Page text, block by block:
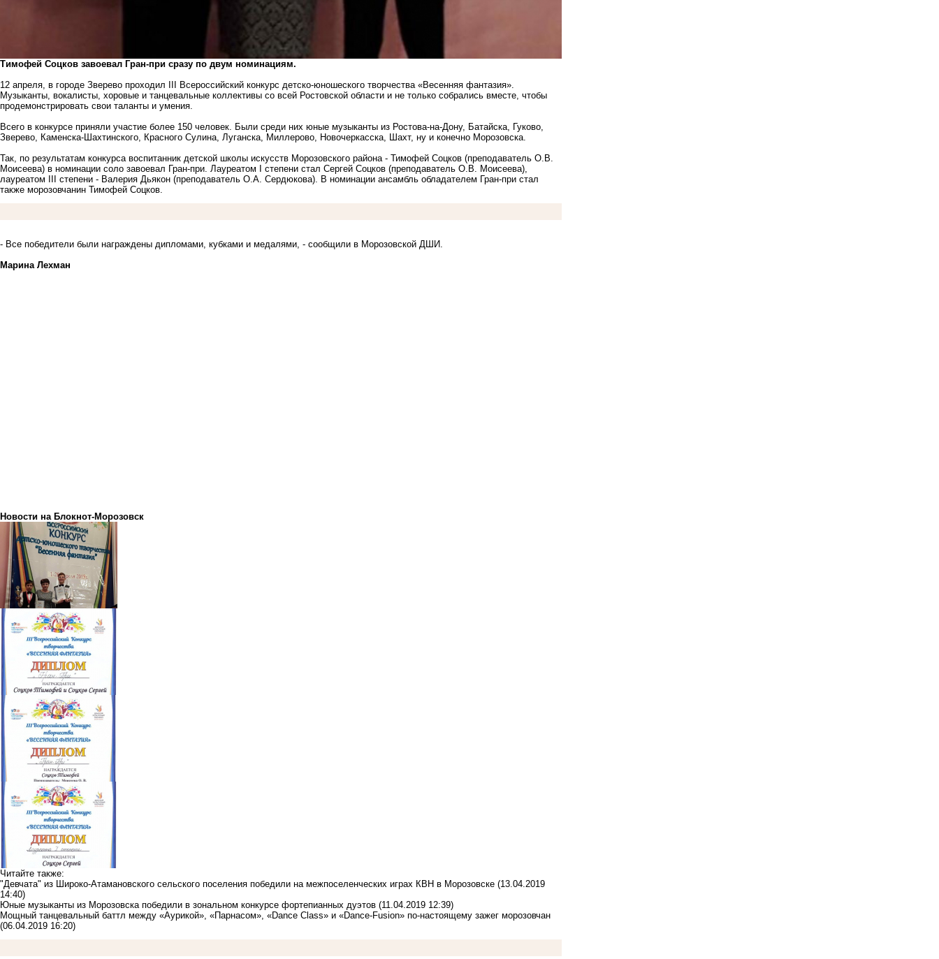
Тимофей Соцков завоевал Гран-при сразу по двум номинациям.
12 апреля, в городе Зверево проходил III Всероссийский конкурс детско-юношеского творчества «Весенняя фантазия».
Музыканты, вокалисты, хоровые и танцевальные коллективы со всей Ростовской области и не только собрались вместе, чтобы
продемонстрировать свои таланты и умения.
Всего в конкурсе приняли участие более 150 человек. Были среди них юные музыканты из Ростова-на-Дону, Батайска, Гуково,
Зверево, Каменска-Шахтинского, Красного Сулина, Луганска, Миллерово, Новочеркасска, Шахт, ну и конечно Морозовска.
Так, по результатам конкурса воспитанник детской школы искусств Морозовского района - Тимофей Соцков (преподаватель О.В.
Моисеева) в номинации соло завоевал Гран-при. Лауреатом I степени стал Сергей Соцков (преподаватель О.В. Моисеева),
лауреатом III степени - Валерия Дьякон (преподаватель О.А. Сердюкова). В номинации ансамбль обладателем Гран-при стал
также морозовчанин Тимофей Соцков.
- Все победители были награждены дипломами, кубками и медалями, - сообщили в Морозовской ДШИ.
Марина Лехман
Новости на Блoкнoт-Морозовск
Читайте также:
"Девчата" из Широко-Атамановского сельского поселения победили на межпоселенческих играх КВН в Морозовске (13.04.2019
14:40)
Юные музыканты из Морозовска победили в зональном конкурсе фортепианных дуэтов (11.04.2019 12:39)
Мощный танцевальный баттл между «Аурикой», «Парнасом», «Dance Class» и «Dance-Fusion» по-настоящему зажег морозовчан
(06.04.2019 16:20)